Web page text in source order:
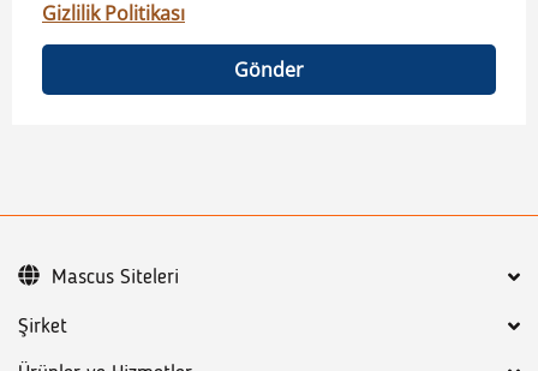
Gizlilik Politikası
Gönder
Şirket
Mascus Siteleri